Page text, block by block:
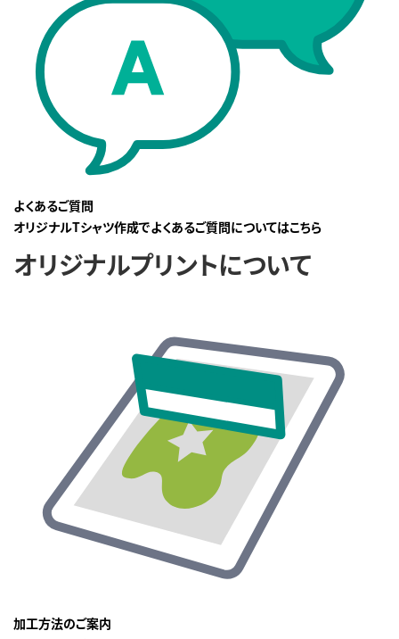
よくあるご質問
オリジナルTシャツ作成でよくあるご質問についてはこちら
オリジナルプリントについて
加工方法のご案内